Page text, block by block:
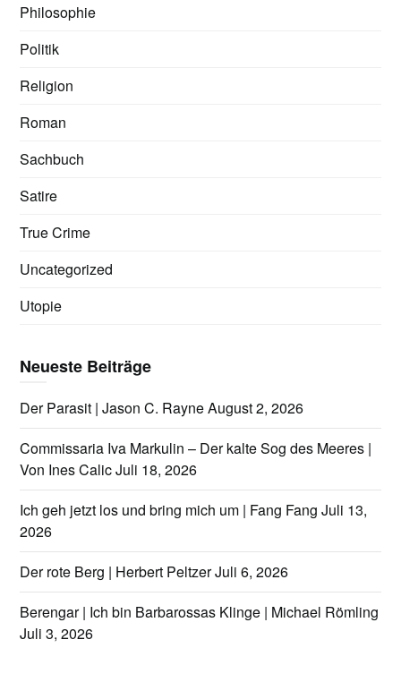
Philosophie
Politik
Religion
Roman
Sachbuch
Satire
True Crime
Uncategorized
Utopie
Neueste Beiträge
Der Parasit | Jason C. RayneAugust 2, 2026
Commissaria Iva Markulin – Der kalte Sog des Meeres |
Von Ines CalicJuli 18, 2026
Ich geh jetzt los und bring mich um | Fang Fang Juli 13,
2026
Der rote Berg | Herbert PeltzerJuli 6, 2026
Berengar | Ich bin Barbarossas Klinge | Michael Römling
Juli 3, 2026